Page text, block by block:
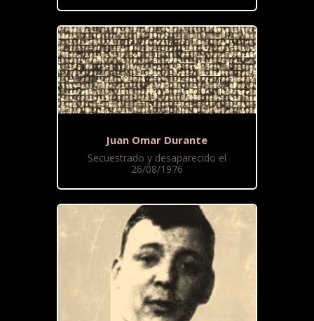
Juan Omar Durante
Secuestrado y desaparecido el
26/08/1976